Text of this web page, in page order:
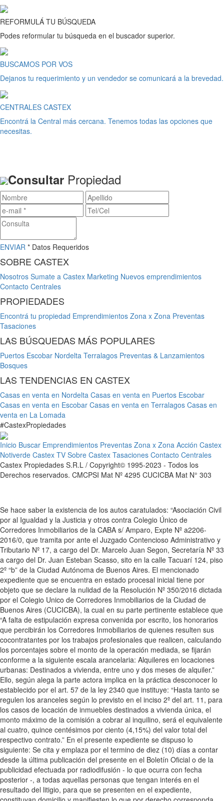
REFORMULÁ TU BÚSQUEDA
Podes reformular tu búsqueda en el buscador superior.
BUSCAMOS POR VOS
Dejanos tu requerimiento y un vendedor se comunicará a la brevedad.
CENTRALES CASTEX
Encontrá la Central más cercana. Tenemos todas las opciones que
necesitas.
Consultar Propiedad
ENVIAR * Datos Requeridos
SOBRE CASTEX
Nosotros Sumate a Castex Marketing Nuevos emprendimientos
Contacto Centrales
PROPIEDADES
Encontrá tu propiedad Emprendimientos Zona x Zona Preventas
Tasaciones
LAS BÚSQUEDAS MÁS POPULARES
Puertos Escobar Nordelta Terralagos Preventas & Lanzamientos
Bosques
LAS TENDENCIAS EN CASTEX
Casas en venta en Nordelta Casas en venta en Puertos Escobar
Casas en venta en Escobar Casas en venta en Terralagos Casas en
venta en La Lomada
#CastexPropiedades
Inicio Buscar Emprendimientos Preventas Zona x Zona Acción Castex
Notiverde Castex TV Sobre Castex Tasaciones Contacto Centrales
Castex Propiedades S.R.L / Copyright© 1995-2023 - Todos los
Derechos reservados. CMCPSI Mat Nº 4295 CUCICBA Mat N° 303
Se hace saber la existencia de los autos caratulados: “Asociación Civil
por al Igualdad y la Justicia y otros contra Colegio Único de
Corredores Inmobiliarios de la CABA s/ Amparo, Expte Nº a2206-
2016/0, que tramita por ante el Juzgado Contencioso Administrativo y
Tributario Nº 17, a cargo del Dr. Marcelo Juan Segon, Secretaría Nº 33
a cargo del Dr. Juan Esteban Scasso, sito en la calle Tacuarí 124, piso
2º “b” de la Ciudad Autónoma de Buenos Aires. El mencionado
expediente que se encuentra en estado procesal inicial tiene por
objeto que se declare la nulidad de la Resolución Nº 350/2016 dictada
por el Colegio Unico de Corredores Inmobiliarios de la Ciudad de
Buenos Aires (CUCICBA), la cual en su parte pertinente establece que
“A falta de estipulación expresa convenida por escrito, los honorarios
que percibirán los Corredores Inmobiliarios de quienes resulten sus
cocontratantes por los trabajos profesionales que realicen, calculando
los porcentajes sobre el monto de la operación mediada, se fijarán
conforme a la siguiente escala arancelaria: Alquileres en locaciones
urbanas: Destinados a vivienda, entre uno y dos meses de alquiler.”
Ello, según alega la parte actora implica en la práctica desconocer lo
establecido por el art. 57 de la ley 2340 que instituye: “Hasta tanto se
regulen los aranceles según lo previsto en el inciso 2º del art. 11, para
los casos de locación de inmuebles destinados a vivienda única, el
monto máximo de la comisión a cobrar al inquilino, será el equivalente
al cuatro, quince centésimos por ciento (4,15%) del valor total del
respectivo contrato.” En el presente expediente se dispuso lo
siguiente: Se cita y emplaza por el termino de diez (10) días a contar
desde la última publicación del presente en el Boletín Oficial o de la
publicidad efectuada por radiodifusión - lo que ocurra con fecha
posterior -, a todas aquellas personas que tengan interés en el
resultado del litigio, para que se presenten en el expediente,